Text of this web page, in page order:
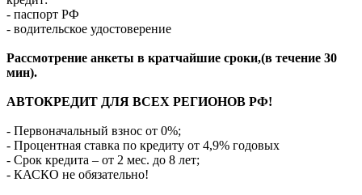
- паспорт РФ
- водительское удостоверение
Рассмотрение анкеты в кратчайшие сроки,(в течение 30
мин).
АВТОКРЕДИТ ДЛЯ ВСЕХ РЕГИОНОВ РФ!
- Первоначальный взнос от 0%;
- Процентная ставка по кредиту от 4,9% годовых
- Срок кредита – от 2 мес. до 8 лет;
- КАСКО не обязательно!